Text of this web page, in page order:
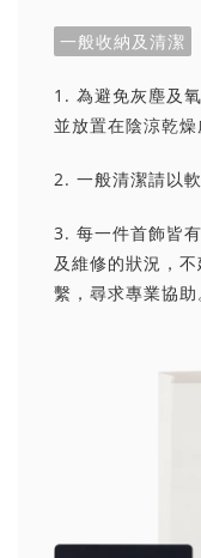
一般收納及清潔
1. 為避免灰塵及
並放置在陰涼乾燥
2. 一般清潔請以
3. 每一件首飾皆
及維修的狀況，
繫，尋求專業協助